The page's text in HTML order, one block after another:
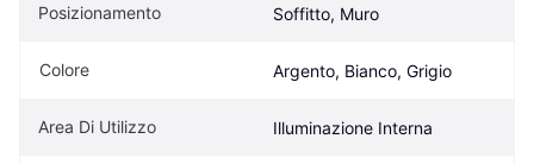
Posizionamento Soffitto, Muro
Colore Argento, Bianco, Grigio
Area Di Utilizzo Illuminazione Interna